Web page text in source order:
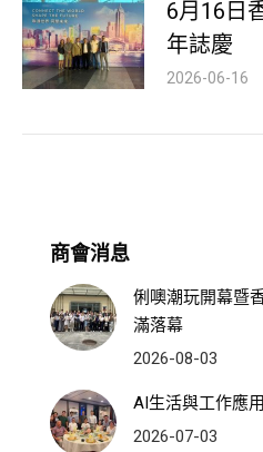
6月16日
年誌慶
2026-06-16
商會消息
俐噢潮玩開幕暨
滿落幕
2026-08-03
AI生活與工作應
2026-07-03